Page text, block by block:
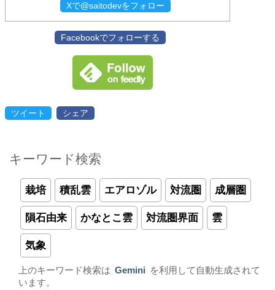
Xで@saitodevをフォロー
Facebookでフォローする
ツイート シェア
キーワード検索
栽培 積乱雲 エアロゾル 対流圏 成層圏
隕石由来 かなとこ雲 対流圏界面 雲
気象
上のキーワード検索は Gemini
を利用して自動生成されて
います。